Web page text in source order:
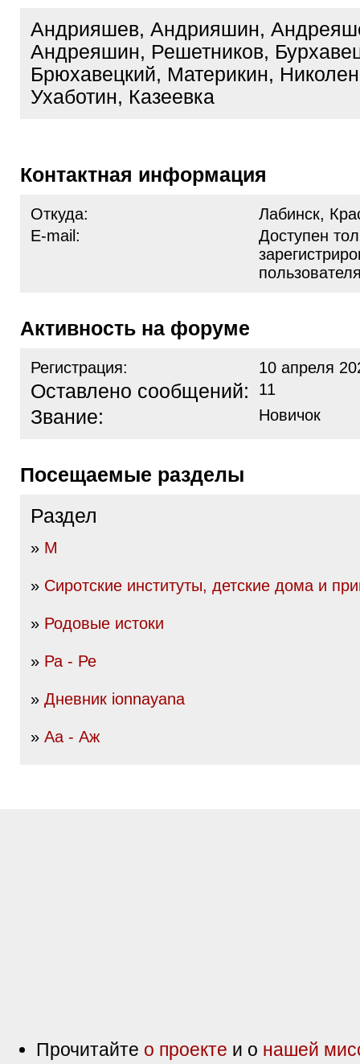
Андрияшев, Андрияшин,
Андреяшин, Решетников,
Брюхавецкий, Материкин,
Ухаботин, Казеевка
Контактная информация
Откуда:
Лабинск,
E-mail:
Доступен
Активность на форуме
Регистрация: 10 апреля
Оставлено сообщений: 11
Звание: Новичок
Посещаемые разделы
Раздел
» М
» Сиротские институты, детские дома и
» Родовые истоки
» Ра - Ре
» Дневник ionnayana
» Аа - Аж
Прочитайте о проекте и о нашей